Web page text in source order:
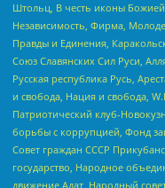
Штольц, В честь иконы
Независимость, Фирма,
Правды и Единения,
Союз Славянских Сил Руси,
Русская республика Русь,
и свобода, Нация и свобода,
Патриотический клуб-
борьбы с коррупцией, Фонд
Совет граждан СССР
государство, Народное
движение Адат, Народный